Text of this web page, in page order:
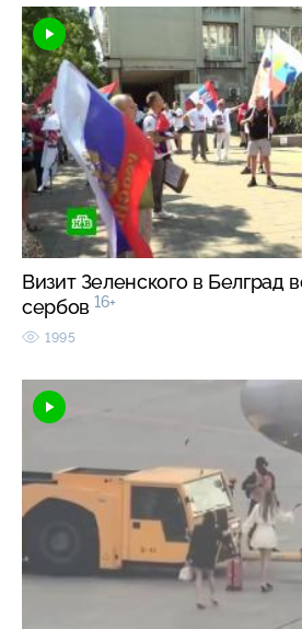
Визит Зеленского в Белград
сербов 16+
1995